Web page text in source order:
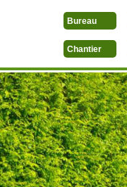
Bureau
Chantier